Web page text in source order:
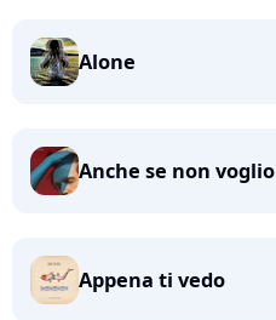
Alone
Anche se non voglio
Appena ti vedo